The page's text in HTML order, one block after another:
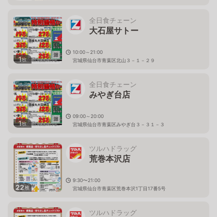
1枚
全日食チェーン
大石屋サトー
10:00～21:00
宮城県仙台市青葉区北山３－１－２９
1枚
全日食チェーン
みやぎ台店
09:00～20:00
宮城県仙台市青葉区みやぎ台３－３１－３
22枚
ツルハドラッグ
荒巻本沢店
9:30〜21:00
宮城県仙台市青葉区荒巻本沢1丁目17番5号
ツルハドラッグ